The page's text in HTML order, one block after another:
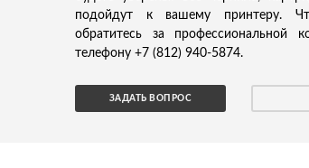
подойдут к вашему принтеру.
обратитесь за профессиональной
телефону +7 (812) 940-5874.
ЗАДАТЬ ВОПРОС